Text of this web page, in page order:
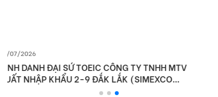
10/07/2026
IIG VIỆT NAM VÀ SỞ GIÁO DỤC VÀ ĐÀO TẠO HÀ
NỘI KÝ KẾT HỢP TÁC NÂNG CAO NĂNG LỰC
NGOẠI NGỮ VÀ NĂNG LỰC SỐ CHO HỌC SINH THỦ